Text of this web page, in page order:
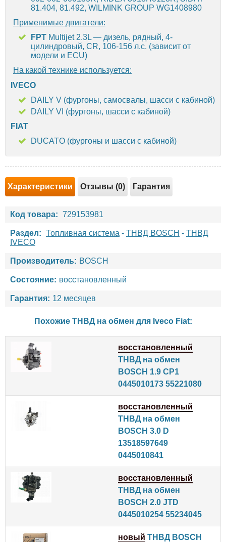
81.404, 81.492, WILMINK GROUP WG1408980
Применимые двигатели:
FPT Multijet 2.3L — дизель, рядный, 4-
цилиндровый, CR, 106-156 л.с. (зависит от
модели и ECU)
На какой технике используется:
IVECO
DAILY V (фургоны, самосвалы, шасси с кабиной)
DAILY VI (фургоны, шасси с кабиной)
FIAT
DUCATO (фургоны и шасси с кабиной)
Характеристики Отзывы (0) Гарантия
Код товара: 729153981
Раздел: Топливная система - ТНВД BOSCH - ТНВД
IVECO
Производитель: BOSCH
Состояние: восстановленный
Гарантия: 12 месяцев
Похожие ТНВД на обмен для Iveco Fiat:
восстановленный
ТНВД на обмен
BOSCH 1.9 CP1
0445010173 55221080
восстановленный
ТНВД на обмен
BOSCH 3.0 D
13518597649
0445010841
восстановленный
ТНВД на обмен
BOSCH 2.0 JTD
0445010254 55234045
новый ТНВД BOSCH